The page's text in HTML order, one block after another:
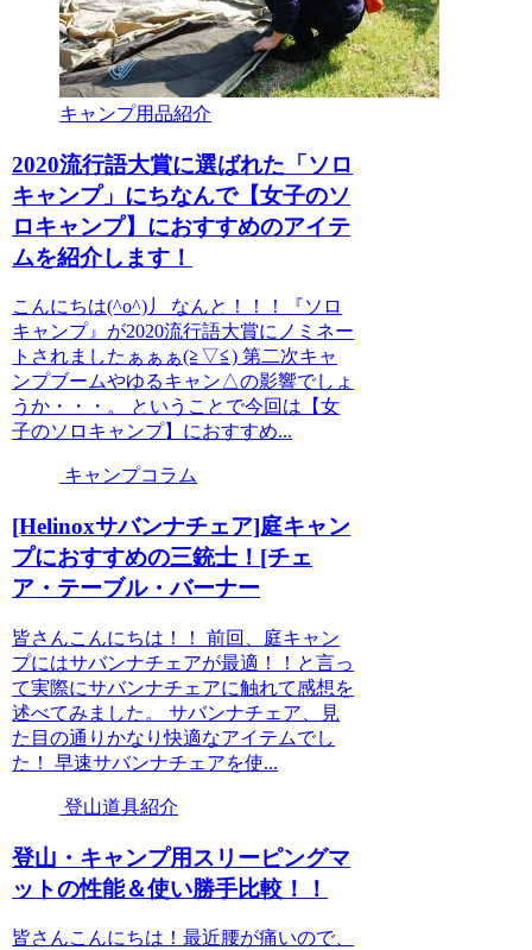
キャンプ用品紹介
2020流行語大賞に選ばれた「ソロ
キャンプ」にちなんで【女子のソ
ロキャンプ】におすすめのアイテ
ムを紹介します！
こんにちは(^o^)丿 なんと！！！『ソロ
キャンプ』が2020流行語大賞にノミネー
トされましたぁぁぁ(≧▽≦) 第二次キャ
ンプブームやゆるキャン△の影響でしょ
うか・・・。 ということで今回は【女
子のソロキャンプ】におすすめ...
キャンプコラム
[Helinoxサバンナチェア]庭キャン
プにおすすめの三銃士！[チェ
ア・テーブル・バーナー
皆さんこんにちは！！ 前回、庭キャン
プにはサバンナチェアが最適！！と言っ
て実際にサバンナチェアに触れて感想を
述べてみました。 サバンナチェア、見
た目の通りかなり快適なアイテムでし
た！ 早速サバンナチェアを使...
登山道具紹介
登山・キャンプ用スリーピングマ
ットの性能＆使い勝手比較！！
皆さんこんにちは！最近腰が痛いので、